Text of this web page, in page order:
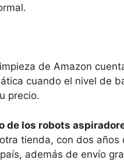
de Amazon
cuando el nivel de
precio.
de los robots
tienda, con dos
además de envío